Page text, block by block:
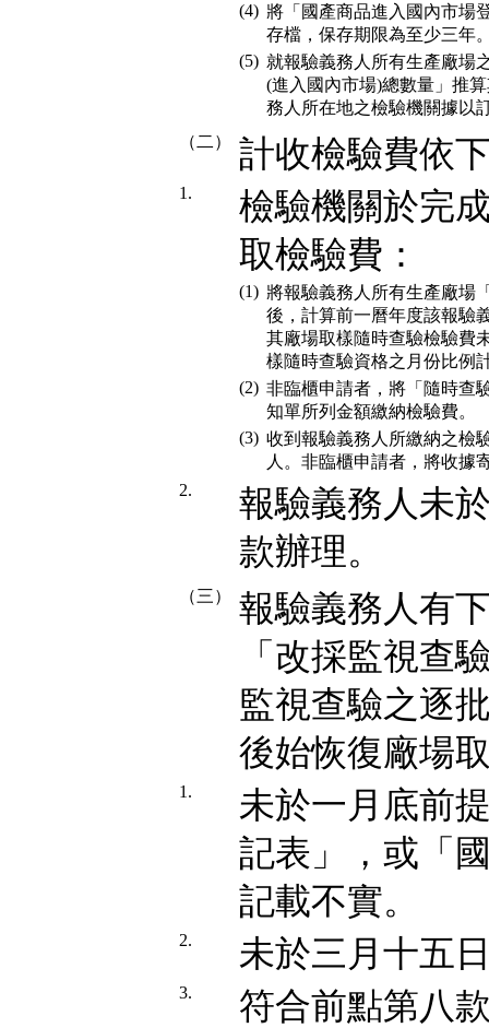
(4) 將「國產商品進入國內市場
存檔，保存期限為至少三年
(5) 就報驗義務人所有生產廠場
(進入國內市場)總數量」推
務人所在地之檢驗機關據以
（二）
計收檢驗費依
1.
檢驗機關於完
取檢驗費：
(1) 將報驗義務人所有生產廠場
後，計算前一曆年度該報驗
其廠場取樣隨時查驗檢驗費
樣隨時查驗資格之月份比例
(2) 非臨櫃申請者，將「隨時查
知單所列金額繳納檢驗費。
(3) 收到報驗義務人所繳納之檢
人。非臨櫃申請者，將收據
2.
報驗義務人未
款辦理。
（三）
報驗義務人有
「改採監視查
監視查驗之逐
後始恢復廠場
1.
未於一月底前
記表」，或「
記載不實。
2. 未於三月十五
3. 符合前點第八